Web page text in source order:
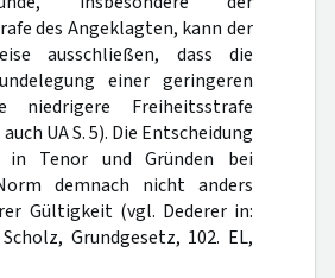
des Angeklagten, kann der
ausschließen, dass die
einer geringeren
niedrigere Freiheitsstrafe
UA S. 5). Die Entscheidung
in Tenor und Gründen bei
demnach nicht anders
Gültigkeit (vgl. Dederer in:
Grundgesetz, 102. EL,